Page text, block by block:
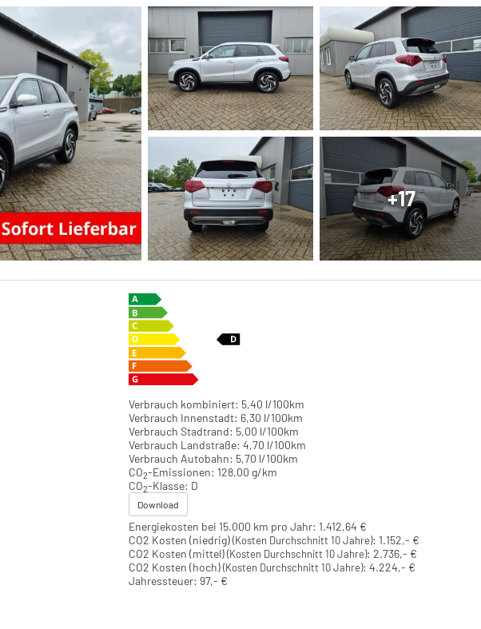
+17
Verbrauch kombiniert: 5,40 l/100km
Verbrauch Innenstadt: 6,30 l/100km
Verbrauch Stadtrand: 5,00 l/100km
Verbrauch Landstraße: 4,70 l/100km
Verbrauch Autobahn: 5,70 l/100km
CO2-Emissionen: 128,00 g/km
CO2-Klasse: D
Download
Energiekosten bei 15.000 km pro Jahr: 1.412,64 €
CO2 Kosten (niedrig)(Kosten Durchschnitt 10 Jahre): 1.152,- €
CO2 Kosten (mittel)(Kosten Durchschnitt 10 Jahre): 2.736,- €
CO2 Kosten (hoch)(Kosten Durchschnitt 10 Jahre): 4.224,- €
Jahressteuer: 97,- €